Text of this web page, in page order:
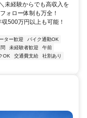
未経験からでも高収入を
ォロー体制も万全！
500万円以上も可能！
ター歓迎
バイク通勤OK
未経験者歓迎
午前
OK 交通費支給
社割あり